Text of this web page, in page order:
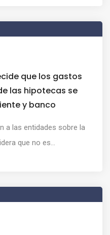
que los gastos
las hipotecas se
y banco
a las entidades sobre la
que no es...